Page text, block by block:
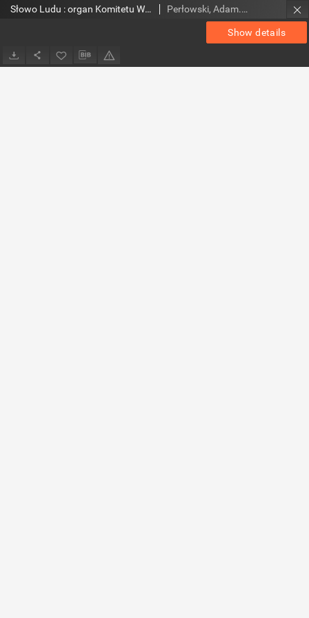
Show details
Słowo Ludu : organ Komitetu Wojewódzkiego Polskiej Zjednoczonej Partii Robotniczej, 1953, R.5, nr 135 Perłowski, Adam. Red.